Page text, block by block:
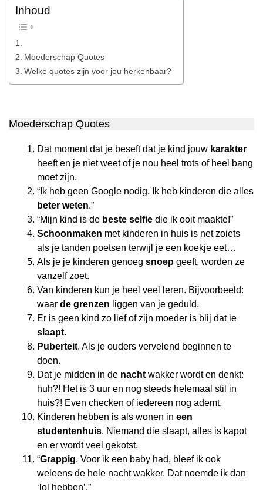
Inhoud
Moederschap Quotes
Welke quotes zijn voor jou herkenbaar?
Moederschap Quotes
Dat moment dat je beseft dat je kind jouw karakter
heeft en je niet weet of je nou heel trots of heel bang
moet zijn.
“Ik heb geen Google nodig. Ik heb kinderen die alles
beter weten.”
“Mijn kind is de beste selfie die ik ooit maakte!”
Schoonmaken met kinderen in huis is net zoiets
als je tanden poetsen terwijl je een koekje eet…
Als je je kinderen genoeg snoep geeft, worden ze
vanzelf zoet.
Van kinderen kun je heel veel leren. Bijvoorbeeld:
waar de grenzen liggen van je geduld.
Er is geen kind zo lief of zijn moeder is blij dat ie
slaapt.
Puberteit. Als je ouders vervelend beginnen te
doen.
Dat je midden in de nacht wakker wordt en denkt:
huh?! Het is 3 uur en nog steeds helemaal stil in
huis?! Even checken of iedereen nog ademt.
Kinderen hebben is als wonen in een
studentenhuis. Niemand die slaapt, alles is kapot
en er wordt veel gekotst.
“Grappig. Voor ik een baby had, bleef ik ook
weleens de hele nacht wakker. Dat noemde ik dan
‘lol hebben’.”